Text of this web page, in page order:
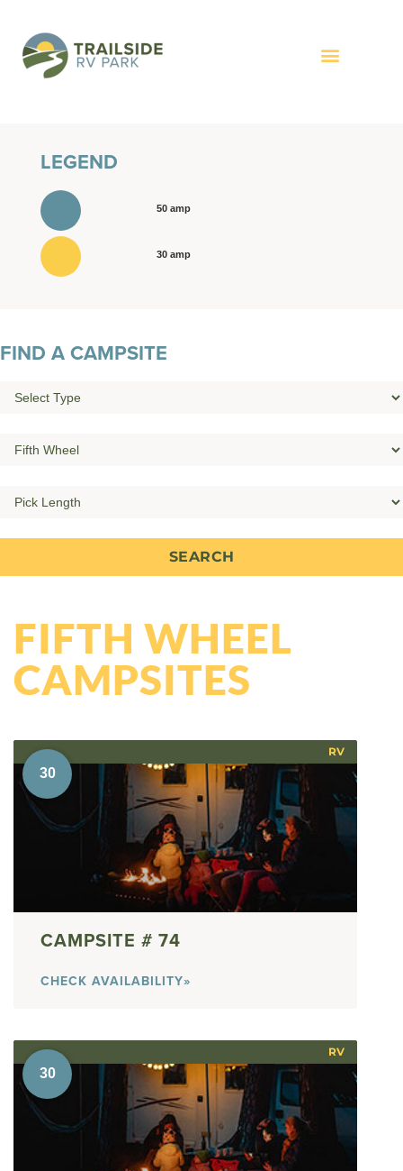
FIFTH WHEEL
CAMPSITES
RV
74
CHECK AVAILABILITY»
RV
LEGEND
50 amp
30 amp
FIND A CAMPSITE